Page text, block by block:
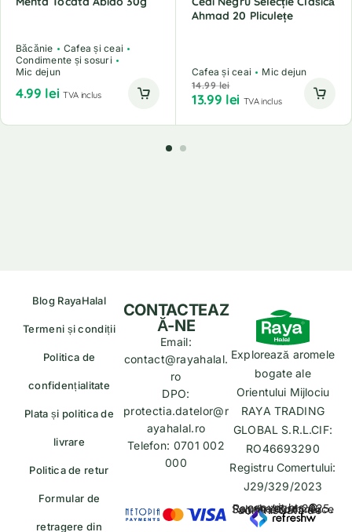
Băcănie
Cafea și ceai
Condimente și sosuri
Mic dejun
4.99 lei TVA inclus
Ahmad 20 Pliculețe
Cafea și ceai
Mic dejun
14.99lei
13.99 lei TVA inclus
Blog RayaHalal
Termeni și condiții
Politica de
confidențialitate
Plata și politica de
livrare
Politica de retur
Formular de
retragere din
Explorează aromele
bogate ale
Orientului Mijlociu
RAYA TRADING
GLOBAL S.R.L.CIF:
RO46693290
Registru Comertului:
J29/329/2023
copyrights © Rayahalal.ro 2025. Soluție eCommerce administrată de
CONTACTEAZ
Ă-NE
Email:
contact@rayahalal.
ro
DPO:
protectia.datelor@r
ayahalal.ro
Telefon: 0701 002
000